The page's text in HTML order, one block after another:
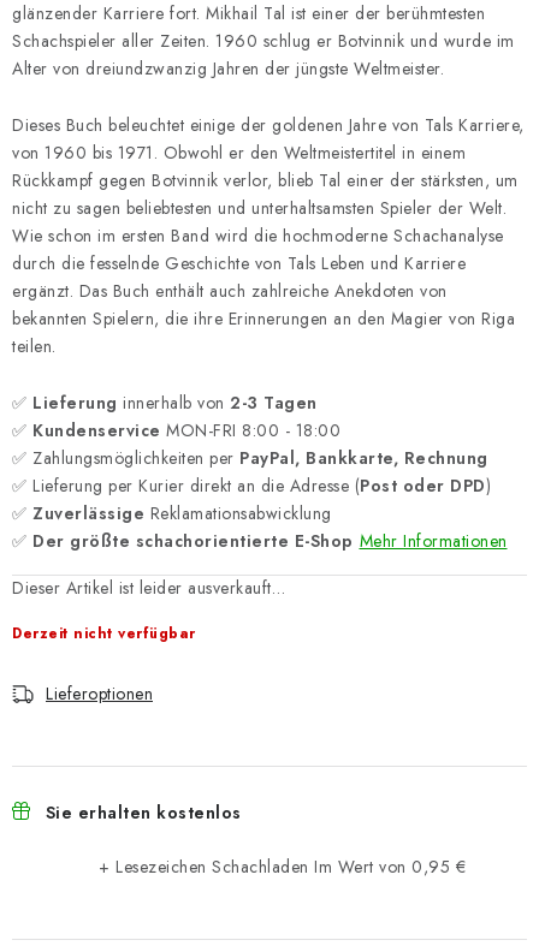
glänzender Karriere fort. Mikhail Tal ist einer der berühmtesten
Schachspieler aller Zeiten. 1960 schlug er Botvinnik und wurde im
Alter von dreiundzwanzig Jahren der jüngste Weltmeister.
Dieses Buch beleuchtet einige der goldenen Jahre von Tals Karriere,
von 1960 bis 1971. Obwohl er den Weltmeistertitel in einem
Rückkampf gegen Botvinnik verlor, blieb Tal einer der stärksten, um
nicht zu sagen beliebtesten und unterhaltsamsten Spieler der Welt.
Wie schon im ersten Band wird die hochmoderne Schachanalyse
durch die fesselnde Geschichte von Tals Leben und Karriere
ergänzt. Das Buch enthält auch zahlreiche Anekdoten von
bekannten Spielern, die ihre Erinnerungen an den Magier von Riga
teilen.
✅ Lieferung innerhalb von 2-3 Tagen
✅ Kundenservice MON-FRI 8:00 - 18:00
✅ Zahlungsmöglichkeiten per PayPal, Bankkarte, Rechnung
✅ Lieferung per Kurier direkt an die Adresse (Post oder DPD)
✅ Zuverlässige Reklamationsabwicklung
✅ Der größte schachorientierte E-Shop Mehr Informationen
Dieser Artikel ist leider ausverkauft…
Derzeit nicht verfügbar
Lieferoptionen
Sie erhalten kostenlos
+ Lesezeichen Schachladen Im Wert von 0,95 €